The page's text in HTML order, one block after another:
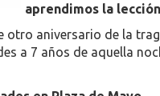
aprendimos la
otro aniversario de la
a 7 años de aquella